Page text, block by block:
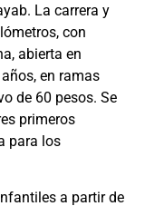
La carrera y
con
abierta en
en ramas
de 60 pesos. Se
primeros
para los
a partir de